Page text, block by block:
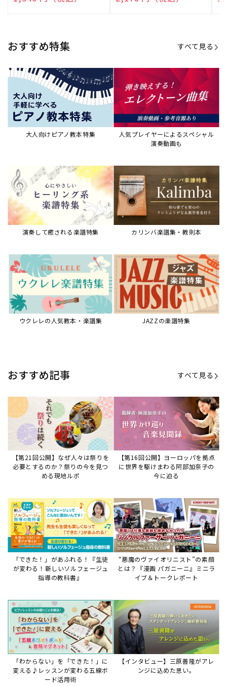
おすすめ特集 すべて見る
大人向けピアノ教本特集
人気プレイヤーによるスペシャル
演奏動画も
演奏して癒される楽譜特集 カリンバ楽譜集・教則本
ウクレレの人気教本・楽譜集 JAZZの楽譜特集
おすすめ記事 すべて見る
【第21回公開】なぜ人々は祭りを
必要とするのか？祭りの今を見つ
める現地ルポ
【第16回公開】ヨーロッパを拠点
に世界を駆けまわる阿部加奈子の
今に迫る
「できた！」があふれる！『生徒
が変わる！新しいソルフェージュ
指導の教科書』
“悪魔のヴァイオリニスト”の素顔
とは？『漫画 パガニーニ』ミニラ
イブ＆トークレポート
「わからない」を「できた！」に
変える♪レッスンが変わる五線ボ
ード活用術
【インタビュー】三原善隆がアレ
ンジに込めた思い。